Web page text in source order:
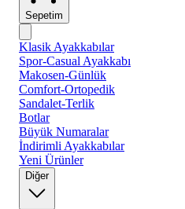
Sepetim
Klasik Ayakkabılar
Spor-Casual Ayakkabı
Makosen-Günlük
Comfort-Ortopedik
Sandalet-Terlik
Botlar
Büyük Numaralar
İndirimli Ayakkabılar
Yeni Ürünler
Diğer